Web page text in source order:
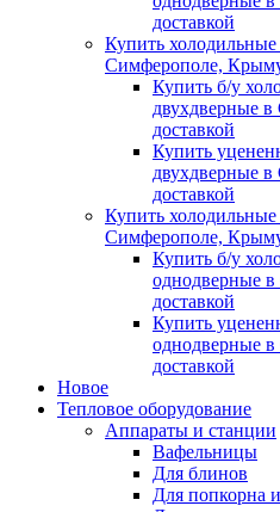
доставкой
Купить
Симферополе, Крыму
Купить б/у
двухдверные
доставкой
Купить
двухдверные
доставкой
Купить
Симферополе, Крыму
Купить б/у
однодверные
доставкой
Купить
однодверные
доставкой
Новое
Тепловое оборудование
Аппараты и станции
Вафельницы
Для блинов
Для попкорна